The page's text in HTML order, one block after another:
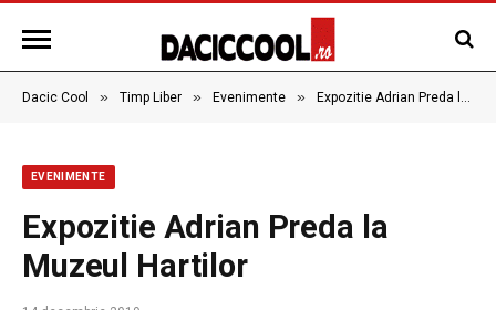
Dacic Cool » Timp Liber » Evenimente » Expozitie Adrian Preda la Muzeul Hartilor
EVENIMENTE
Expozitie Adrian Preda la
Muzeul Hartilor